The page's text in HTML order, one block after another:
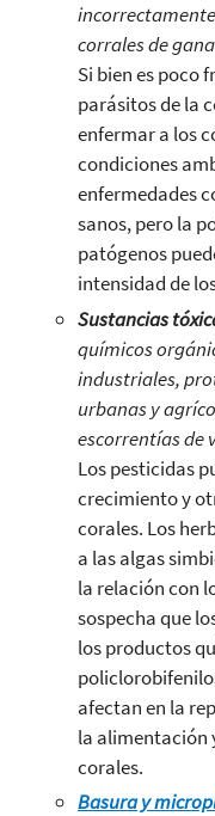
corrales de
Si bien es poco
parásitos de la
enfermar a los
condiciones
enfermedades
sanos, pero la
patógenos
intensidad de
Sustancias
químicos
industriales,
urbanas y
escorrentías de
Los pesticidas
crecimiento y
corales. Los
a las algas
la relación con
sospecha que
los productos
afectan en la
la alimentación
corales.
Basura y